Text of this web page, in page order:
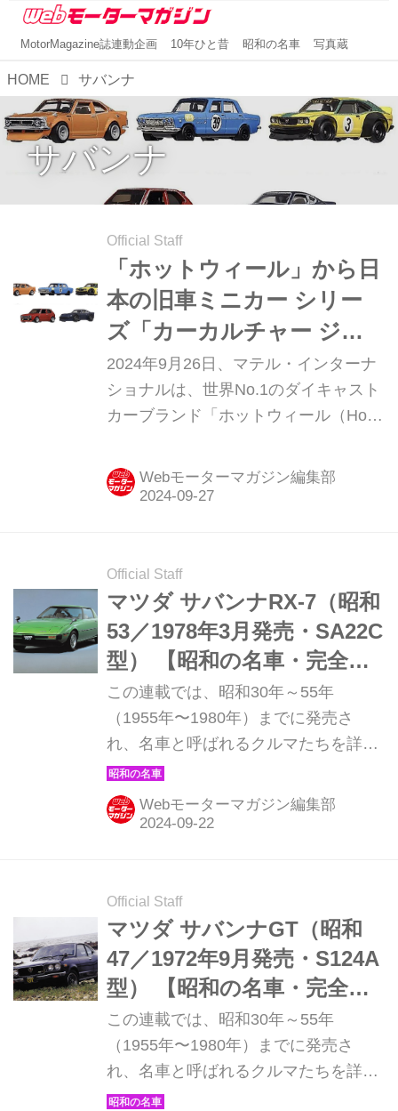
MotorMagazine誌連動企画 10年ひと昔 昭和の名車 写真蔵
HOME サバンナ
サバンナ
Official Staff
「ホットウィール」から日
本の旧車ミニカー シリー
ズ「カーカルチャー ジャ
パンヒストリックス4」が
発売
2024年9月26日、マテル・インターナ
ショナルは、世界No.1のダイキャスト
カーブランド「ホットウィール（Hot
パンヒストリックス4」より5車種を9
月下旬より発売する。
Webモーターマガジン編集部
Official Staff
マツダ サバンナRX-7（昭和
53／1978年3月発売・SA22C
型） 【昭和の名車・完全版
ダイジェスト097】
この連載では、昭和30年～55年
（1955年〜1980年）までに発売さ
れ、名車と呼ばれるクルマたちを詳細
に紹介しよう。その第97回目は、マツ
ダの野心作と言われた、サバンナRX-7
の登場だ。（現在販売中のMOOK「昭
Webモーターマガジン編集部
Official Staff
マツダ サバンナGT（昭和
47／1972年9月発売・S124A
型） 【昭和の名車・完全版
ダイジェスト070】
この連載では、昭和30年～55年
（1955年〜1980年）までに発売さ
れ、名車と呼ばれるクルマたちを詳細
に紹介しよう。その第70回目は、サー